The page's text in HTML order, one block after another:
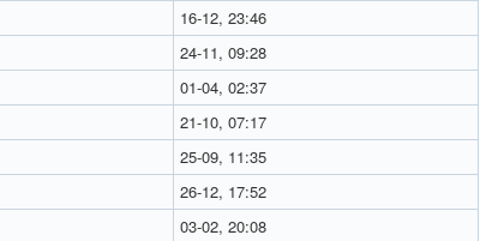
16-12, 23:46
24-11, 09:28
01-04, 02:37
21-10, 07:17
25-09, 11:35
26-12, 17:52
03-02, 20:08